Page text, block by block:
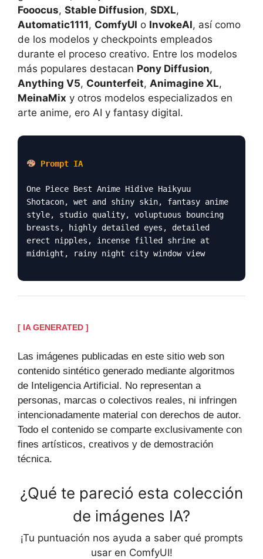
Fooocus, Stable Diffusion, SDXL,
Automatic1111, ComfyUI o InvokeAI, así como
de los modelos y checkpoints empleados
durante el proceso creativo. Entre los modelos
más populares destacan Pony Diffusion,
Anything V5, Counterfeit, Animagine XL,
MeinaMix y otros modelos especializados en
arte anime, ero AI y fantasy digital.
Prompt IA
One Piece Best Anime Hidive Haikyuu
Shotacon, wet and shiny skin, fantasy anime
style, studio quality, voluptuous bouncing
breasts, highly detailed eyes, detailed
erect nipples, incense filled shrine at
midnight, rainy night city window view
[ IA GENERATED ]
Las imágenes publicadas en este sitio web son
contenido sintético generado mediante algoritmos
de Inteligencia Artificial. No representan a
personas, marcas o colectivos reales, ni infringen
intencionadamente material con derechos de autor.
Todo el contenido se comparte exclusivamente con
fines artísticos, creativos y de demostración
técnica.
¿Qué te pareció esta colección
de imágenes IA?
¡Tu puntuación nos ayuda a saber qué prompts
usar en ComfyUI!